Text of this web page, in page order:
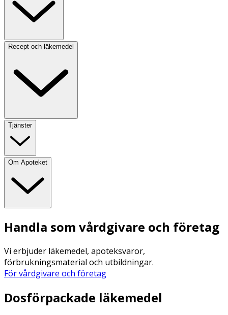
Recept och läkemedel
Tjänster
Om Apoteket
Handla som vårdgivare och företag
Vi erbjuder läkemedel, apoteksvaror,
förbrukningsmaterial och utbildningar.
För vårdgivare och företag
Dosförpackade läkemedel